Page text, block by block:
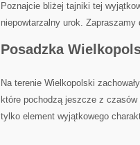
Poznajcie bliżej⁣ tajniki tej‍
niepowtarzalny urok. Zapraszamy
Posadzka
Na terenie Wielkopolski
które pochodzą jeszcze ‌z
tylko element wyjątkowego